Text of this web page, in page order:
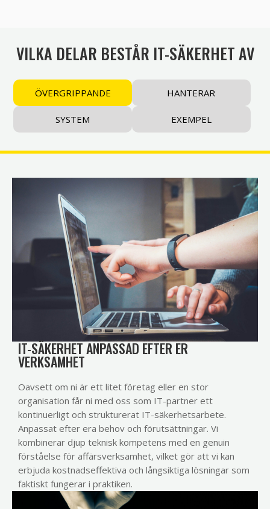
VILKA DELAR BESTÅR IT-SÄKERHET AV
ÖVERGRIPPANDE HANTERAR
SYSTEM EXEMPEL
IT-SÄKERHET ANPASSAD EFTER ER
VERKSAMHET
Oavsett om ni är ett litet företag eller en stor
organisation får ni med oss som IT-partner ett
kontinuerligt och strukturerat IT-säkerhetsarbete.
Anpassat efter era behov och förutsättningar. Vi
kombinerar djup teknisk kompetens med en genuin
förståelse för affärsverksamhet, vilket gör att vi kan
erbjuda kostnadseffektiva och långsiktiga lösningar som
faktiskt fungerar i praktiken.